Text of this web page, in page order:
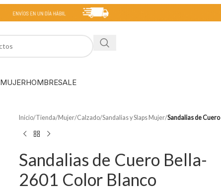
MUJERHOMBRESALE
Inicio/Tienda/Mujer/Calzado/Sandalias y Slaps Mujer/Sandalias de
Sandalias de Cuero Bella-
2601 Color Blanco